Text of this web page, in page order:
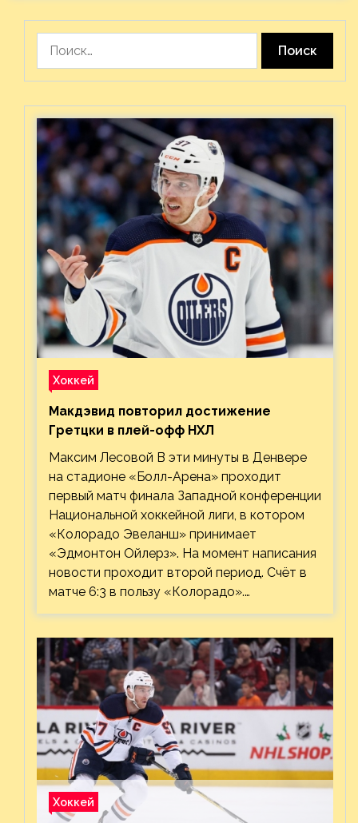
Хоккей
Макдэвид повторил достижение
Гретцки в плей-офф НХЛ
Максим Лесовой В эти минуты в Денвере
на стадионе «Болл-Арена» проходит
первый матч финала Западной конференции
Национальной хоккейной лиги, в котором
«Колорадо Эвеланш» принимает
«Эдмонтон Ойлерз». На момент написания
новости проходит второй период. Счёт в
матче 6:3 в пользу «Колорадо».…
Хоккей